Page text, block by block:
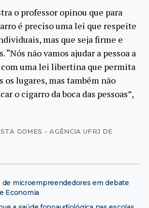
o professor opinou que para
é preciso uma lei que respeite
mas que seja firme e
“Nós não vamos ajudar a pessoa a
com uma lei libertina que permita
os lugares, mas também não
o cigarro da boca das pessoas”,
GOMES - AGÊNCIA UFRJ DE
microempreendedores em debate
Economia